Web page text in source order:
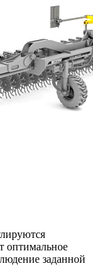
оптимальное
заданной